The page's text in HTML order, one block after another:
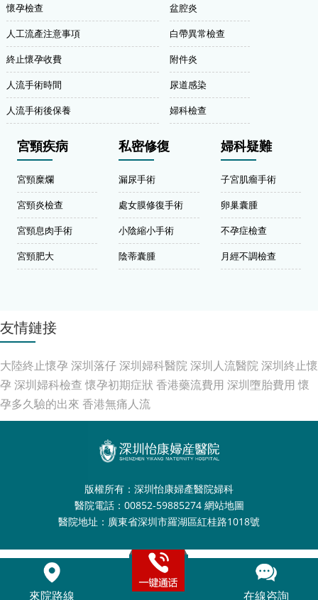
懷孕檢查
人工流產注意事項
終止懷孕收費
人流手術時間
人流手術後保養
盆腔炎
白帶異常檢查
附件炎
尿道感染
婦科檢查
宮頸疾病
宮頸糜爛
宮頸炎檢查
宮頸息肉手術
宮頸肥大
私密修復
漏尿手術
處女膜修復手術
小陰縮小手術
陰蒂囊腫
婦科疑難
子宮肌瘤手術
卵巢囊腫
不孕症檢查
月經不調檢查
友情鏈接
大陸終止懷孕 深圳落仔深圳婦科醫院深圳人流醫院深圳終止懷
孕 深圳婦科檢查 懷孕初期症狀 香港藥流費用 深圳墮胎費用 懷
孕多久驗的出來 香港無痛人流
版權所有：深圳怡康婦產醫院婦科
醫院電話：00852-59885274 網站地圖
醫院地址：廣東省深圳市羅湖區紅桂路1018號
來院路線 在線咨詢